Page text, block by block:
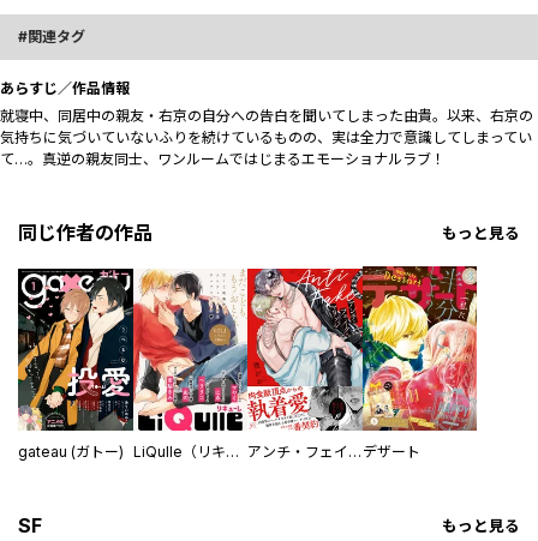
関連タグ
あらすじ／作品情報
就寝中、同居中の親友・右京の自分への告白を聞いてしまった由貴。以来、右京の
気持ちに気づいていないふりを続けているものの、実は全力で意識してしまってい
て…。真逆の親友同士、ワンルームではじまるエモーショナルラブ！
同じ作者の作品 もっと見る
gateau (ガトー) LiQulle（リキューレ） アンチ・フェイク・マリッジ デザート
SF もっと見る